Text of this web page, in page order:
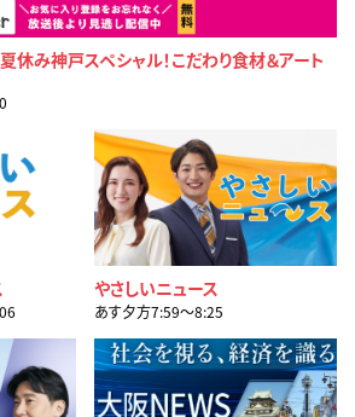
夏休み神戸スペシャル！こだわり食材＆アート
やさしいニュース
あす夕方7:59〜8:25